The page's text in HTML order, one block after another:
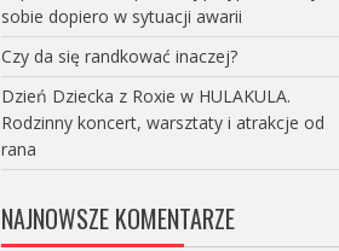
sobie dopiero w sytuacji awarii
Czy da się randkować inaczej?
Dzień Dziecka z Roxie w HULAKULA.
Rodzinny koncert, warsztaty i atrakcje od
rana
NAJNOWSZE KOMENTARZE